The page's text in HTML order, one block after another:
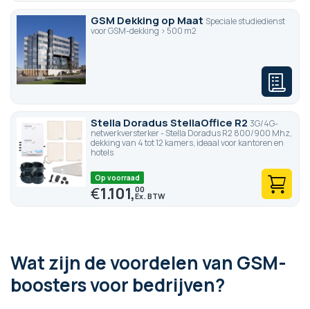
GSM Dekking op Maat Speciale studiedienst
voor GSM-dekking > 500 m2
Stella Doradus StellaOffice R2 3G/4G-
netwerkversterker - Stella Doradus R2 800/900 Mhz,
dekking van 4 tot 12 kamers, ideaal voor kantoren en
hotels
Op voorraad
€1.101,00
Wat zijn de voordelen van GSM-
boosters voor bedrijven?